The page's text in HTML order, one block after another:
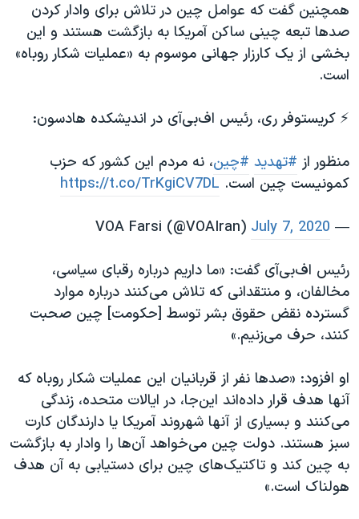
نرگس محمدی برنده جایزه نوبل صلح
همایش محافظه‌کاران آمریکا «سی‌پک»
سفر پرزیدنت ترامپ به چین
همچنین گفت که عوامل چین در تلاش برای وادار کردن
صدها تبعه چینی ساکن آمریکا به بازگشت هستند و این
بخشی از یک کارزار جهانی موسوم به «عملیات شکار روباه»
است.
⚡️ کریستوفر ری، رئیس اف‌بی‌آی در اندیشکده هادسون:
منظور از #تهدید #چین،‌ نه مردم این کشور که حزب
کمونیست چین است. https://t.co/TrKgiCV7DL
— VOA Farsi (@VOAIran)
July 7, 2020
رئیس اف‌بی‌آی گفت: «ما داریم درباره رقبای سیاسی،
مخالفان، و منتقدانی که تلاش می‌کنند درباره موارد
گسترده نقض حقوق بشر توسط [حکومت] چین صحبت
کنند، حرف می‌زنیم.»
او افزود: «صدها نفر از قربانیان این عملیات شکار روباه که
آنها هدف قرار داده‌اند این‌جا، در ایالات متحده، زندگی
می‌کنند و بسیاری از آنها شهروند آمریکا یا دارندگان کارت
سبز هستند. دولت چین می‌خواهد آن‌ها را وادار به بازگشت
به چین کند و تاکتیک‌های چین برای دستیابی به آن هدف
هولناک است.»